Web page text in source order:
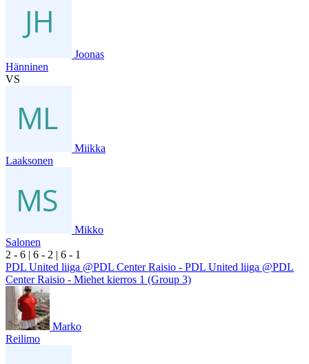
Joonas
Hänninen
VS
Miikka
Laaksonen
Mikko
Salonen
2 - 6 | 6 - 2 | 6 - 1
PDL United liiga @PDL Center Raisio - PDL United liiga @PDL
Center Raisio - Miehet kierros 1 (Group 3)
Marko
Reilimo